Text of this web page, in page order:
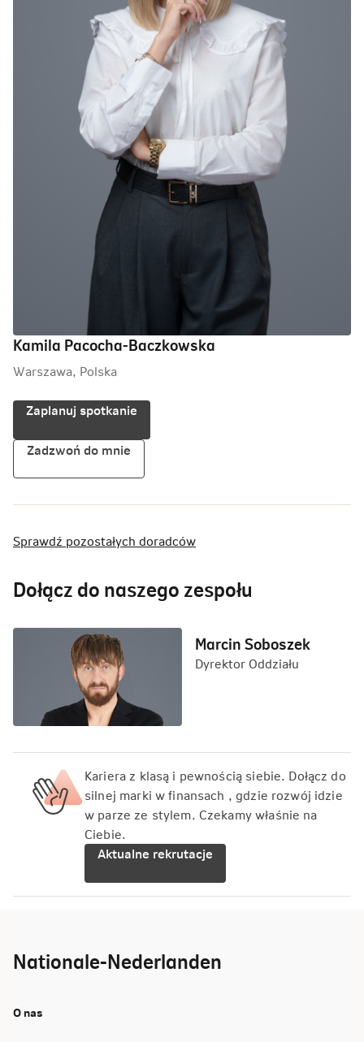
Kamila Pacocha-Baczkowska
Warszawa, Polska
Zaplanuj spotkanie
Zadzwoń do mnie
Sprawdź pozostałych doradców
Dołącz do naszego zespołu
Marcin Soboszek
Dyrektor Oddziału
Kariera z klasą i pewnością siebie. Dołącz do
silnej marki w finansach , gdzie rozwój idzie
w parze ze stylem. Czekamy właśnie na
Ciebie.
Aktualne rekrutacje
Nationale-Nederlanden
O nas